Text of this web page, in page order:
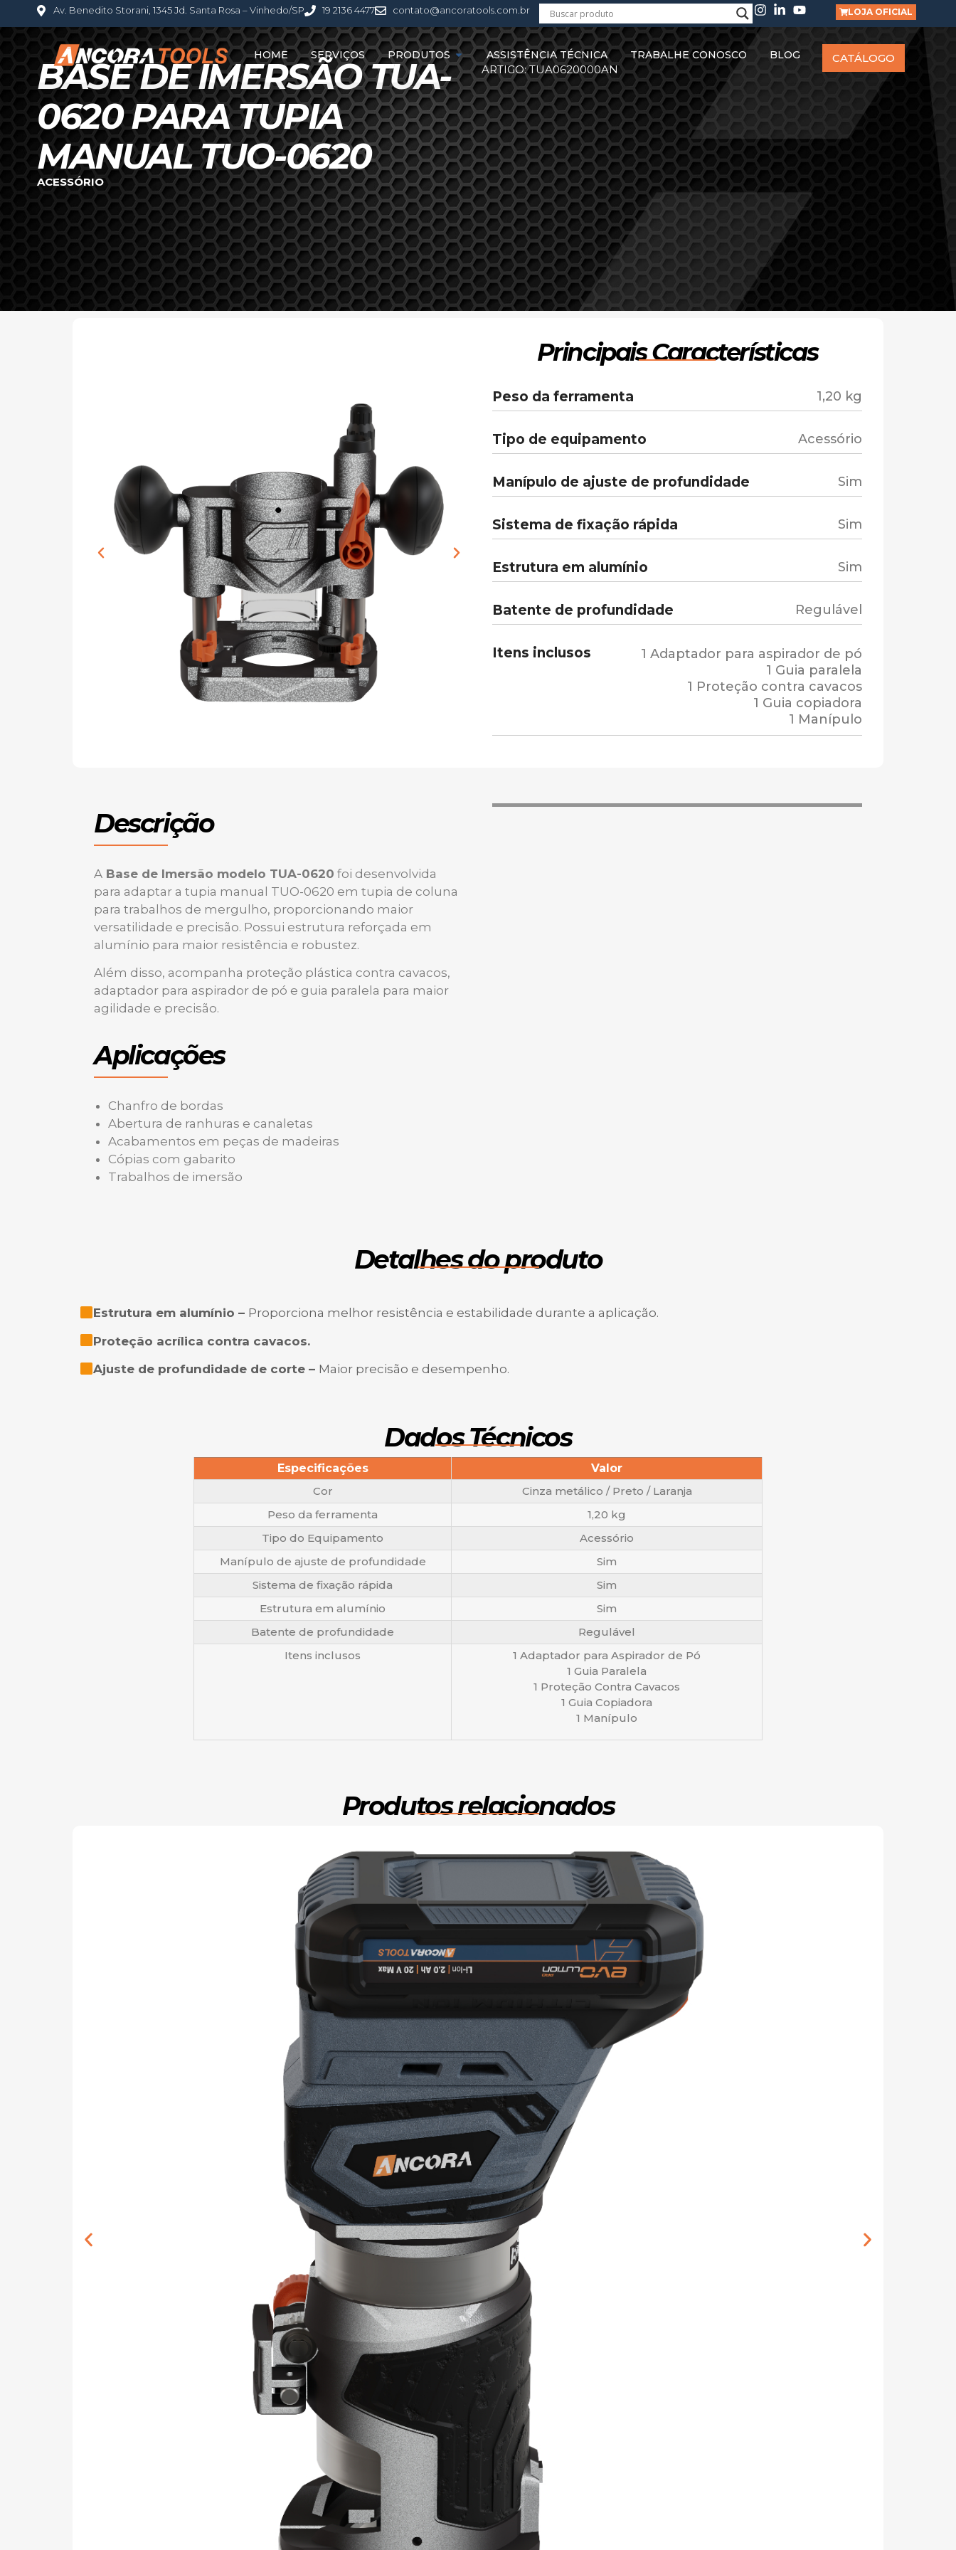
Av. Benedito Storani, 1345 Jd. Santa Rosa – Vinhedo/SP 19 2136 4477 contato@ancoratools.com.br LOJA OFICIAL
HOME SERVIÇOS PRODUTOS ASSISTÊNCIA TÉCNICA TRABALHE CONOSCO BLOG CATÁLOGO
BASE DE IMERSÃO TUA-
0620 PARA TUPIA
MANUAL TUO-0620
ACESSÓRIO
ARTIGO: TUA0620000AN
Principais Características
Peso da ferramenta 1,20 kg
Tipo de equipamento Acessório
Manípulo de ajuste de profundidade Sim
Sistema de fixação rápida Sim
Estrutura em alumínio Sim
Batente de profundidade Regulável
Itens inclusos
1 Adaptador para aspirador de pó
1 Guia paralela
1 Proteção contra cavacos
1 Guia copiadora
1 Manípulo
Descrição
A Base de Imersão modelo TUA-0620 foi desenvolvida
para adaptar a tupia manual TUO-0620 em tupia de coluna
para trabalhos de mergulho, proporcionando maior
versatilidade e precisão. Possui estrutura reforçada em
alumínio para maior resistência e robustez.
Além disso, acompanha proteção plástica contra cavacos,
adaptador para aspirador de pó e guia paralela para maior
agilidade e precisão.
Aplicações
Chanfro de bordas
Abertura de ranhuras e canaletas
Acabamentos em peças de madeiras
Cópias com gabarito
Trabalhos de imersão
Detalhes do produto
Estrutura em alumínio – Proporciona melhor resistência e estabilidade durante a aplicação.
Proteção acrílica contra cavacos.
Ajuste de profundidade de corte – Maior precisão e desempenho.
Dados Técnicos
Especificações
Valor
Cor
Cinza metálico / Preto / Laranja
Peso da ferramenta
1,20 kg
Tipo do Equipamento
Acessório
Manípulo de ajuste de profundidade
Sim
Sistema de fixação rápida
Sim
Estrutura em alumínio
Sim
Batente de profundidade
Regulável
Itens inclusos
1 Adaptador para Aspirador de Pó
1 Guia Paralela
1 Proteção Contra Cavacos
1 Guia Copiadora
1 Manípulo
Produtos relacionados